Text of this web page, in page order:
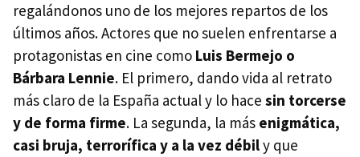
regalándonos uno de los mejores repartos de los
últimos años. Actores que no suelen enfrentarse a
protagonistas en cine como Luis Bermejo o
Bárbara Lennie. El primero, dando vida al retrato
más claro de la España actual y lo hace sin torcerse
y de forma firme. La segunda, la más enigmática,
casi bruja, terrorífica y a la vez débily que